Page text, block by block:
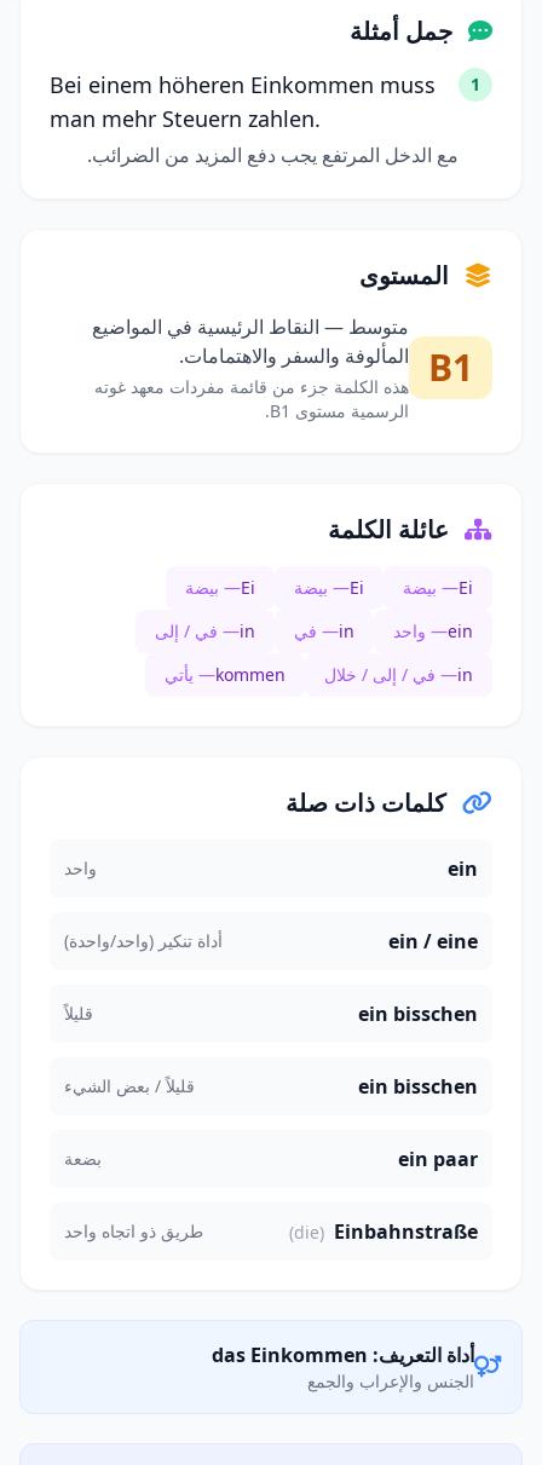
جمل أمثلة
1
Bei einem höheren Einkommen muss
man mehr Steuern zahlen.
مع الدخل المرتفع يجب دفع المزيد من الضرائب.
المستوى
B1
متوسط — النقاط الرئيسية في المواضيع
المألوفة والسفر والاهتمامات.
هذه الكلمة جزء من قائمة مفردات معهد غوته
الرسمية مستوى B1.
عائلة الكلمة
Ei— بيضة Ei— بيضة Ei— بيضة
ein— واحد in— في in— في / إلى
in— في / إلى / خلال kommen— يأتي
كلمات ذات صلة
ein واحد
ein / eine أداة تنكير (واحد/واحدة)
ein bisschen قليلاً
ein bisschen قليلاً / بعض الشيء
ein paar بضعة
Einbahnstraße
(die) طريق ذو اتجاه واحد
أداة التعريف: das Einkommen
الجنس والإعراب والجمع